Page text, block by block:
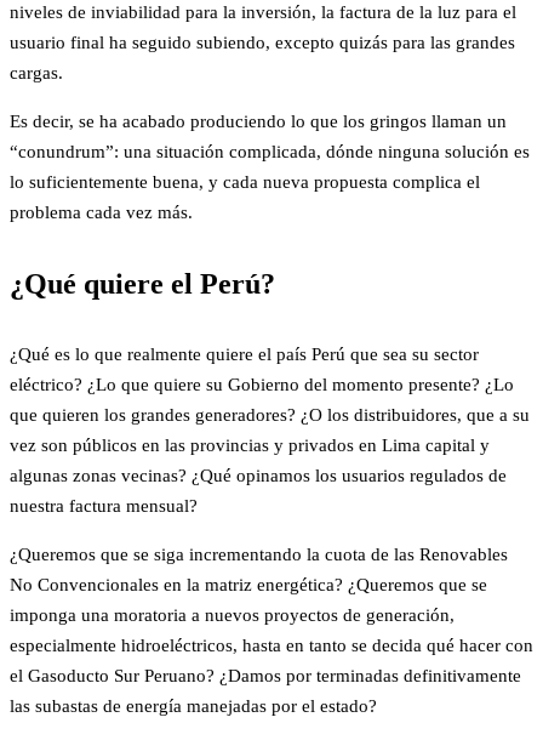
niveles de inviabilidad para la inversión, la factura de la luz para el
usuario final ha seguido subiendo, excepto quizás para las grandes
cargas.
Es decir, se ha acabado produciendo lo que los gringos llaman un
“conundrum”: una situación complicada, dónde ninguna solución es
lo suficientemente buena, y cada nueva propuesta complica el
problema cada vez más.
¿Qué quiere el Perú?
¿Qué es lo que realmente quiere el país Perú que sea su sector
eléctrico? ¿Lo que quiere su Gobierno del momento presente? ¿Lo
que quieren los grandes generadores? ¿O los distribuidores, que a su
vez son públicos en las provincias y privados en Lima capital y
algunas zonas vecinas? ¿Qué opinamos los usuarios regulados de
nuestra factura mensual?
¿Queremos que se siga incrementando la cuota de las Renovables
No Convencionales en la matriz energética? ¿Queremos que se
imponga una moratoria a nuevos proyectos de generación,
especialmente hidroeléctricos, hasta en tanto se decida qué hacer con
el Gasoducto Sur Peruano? ¿Damos por terminadas definitivamente
las subastas de energía manejadas por el estado?